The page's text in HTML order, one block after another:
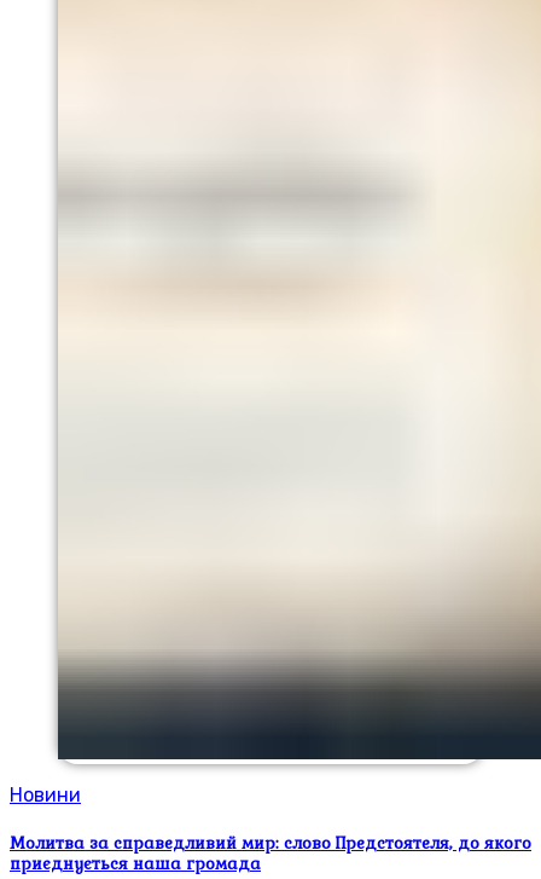
Новини
Молитва за справедливий мир: слово Предстоятеля, до якого
приєднується наша громада